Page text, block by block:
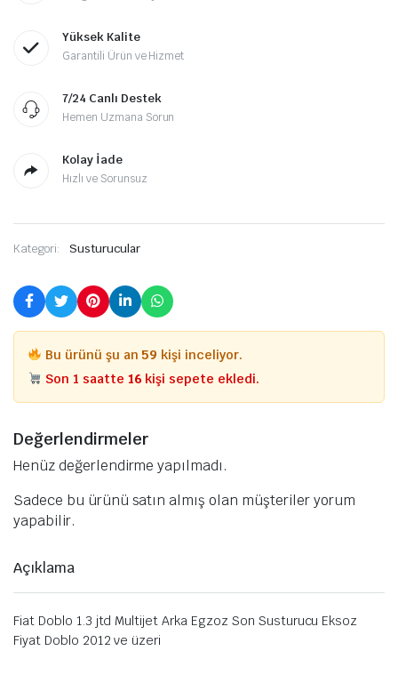
Yüksek Kalite
Garantili Ürün ve Hizmet
7/24 Canlı Destek
Hemen Uzmana Sorun
Kolay İade
Hızlı ve Sorunsuz
Kategori: Susturucular
Bu ürünü şu an 59 kişi inceliyor.
Son 1 saatte 16 kişi sepete ekledi.
Değerlendirmeler
Henüz değerlendirme yapılmadı.
Sadece bu ürünü satın almış olan müşteriler yorum
yapabilir.
Açıklama
Fiat Doblo 1.3 jtd Multijet Arka Egzoz Son Susturucu Eksoz
Fiyat Doblo 2012 ve üzeri